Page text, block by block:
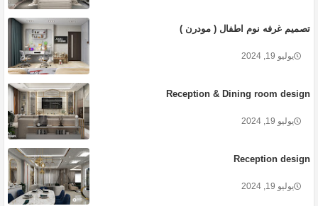
تصميم غرفه نوم اطفال ( مودرن )
يوليو 19, 2024
Reception & Dining room design
يوليو 19, 2024
Reception design
يوليو 19, 2024